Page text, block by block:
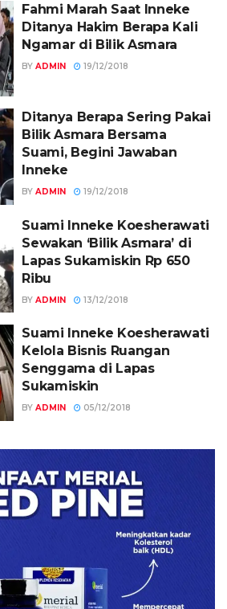
Fahmi Marah Saat Inneke
Ditanya Hakim Berapa Kali
Ngamar di Bilik Asmara
BY ADMIN 19/12/2018
Ditanya Berapa Sering Pakai
Bilik Asmara Bersama
Suami, Begini Jawaban
Inneke
BY ADMIN 19/12/2018
Suami Inneke Koesherawati
Sewakan ‘Bilik Asmara’ di
Lapas Sukamiskin Rp 650
Ribu
BY ADMIN 13/12/2018
Suami Inneke Koesherawati
Kelola Bisnis Ruangan
Senggama di Lapas
Sukamiskin
BY ADMIN 05/12/2018